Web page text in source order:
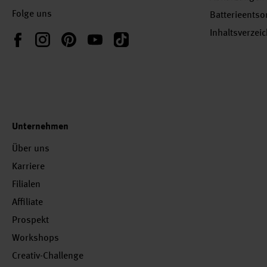
Folge uns
FacebookInstagramPinterestYouTubeTikTok
Unternehmen
Über uns
Karriere
Filialen
Affiliate
Prospekt
Workshops
Creativ-Challenge